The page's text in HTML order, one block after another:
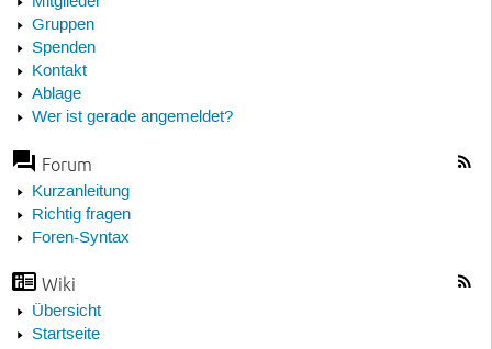
Gruppen
Spenden
Kontakt
Ablage
Wer ist gerade angemeldet?
Forum
Kurzanleitung
Richtig fragen
Foren-Syntax
Wiki
Übersicht
Startseite